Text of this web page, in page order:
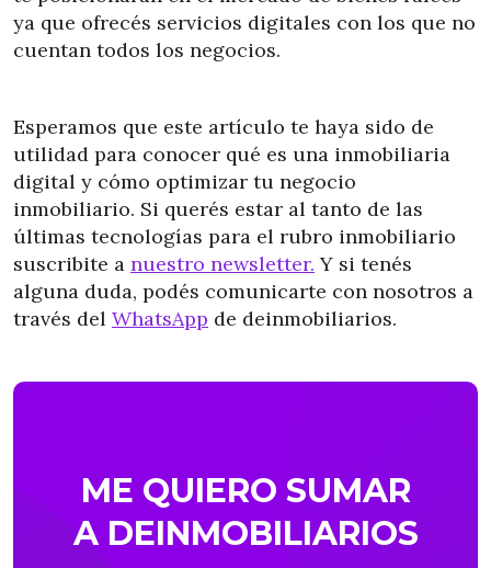
ya que ofrecés servicios digitales con los que no
cuentan todos los negocios.
Esperamos que este artículo te haya sido de
utilidad para conocer qué es una inmobiliaria
digital y cómo optimizar tu negocio
inmobiliario. Si querés estar al tanto de las
últimas tecnologías para el rubro inmobiliario
suscribite a nuestro newsletter. Y si tenés
alguna duda, podés comunicarte con nosotros a
través del WhatsApp de deinmobiliarios.
ME QUIERO SUMAR
A DEINMOBILIARIOS